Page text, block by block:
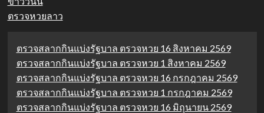
ตรวจหวยลาว
ตรวจสลากกินแบ่งรัฐบาล ตรวจหวย 16 สิงหาคม 2569
ตรวจสลากกินแบ่งรัฐบาล ตรวจหวย 1 สิงหาคม 2569
ตรวจสลากกินแบ่งรัฐบาล ตรวจหวย 16 กรกฎาคม 2569
ตรวจสลากกินแบ่งรัฐบาล ตรวจหวย 1 กรกฎาคม 2569
ตรวจสลากกินแบ่งรัฐบาล ตรวจหวย 16 มิถุนายน 2569